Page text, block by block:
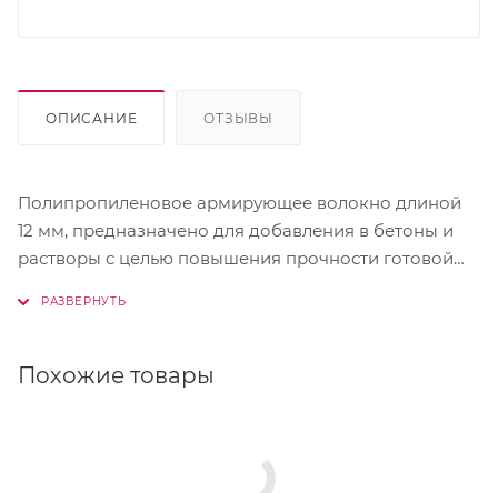
ОПИСАНИЕ ОТЗЫВЫ
Полипропиленовое армирующее волокно длиной
12 мм, предназначено для добавления в бетоны и
растворы с целью повышения прочности готовой
конструкции. Позволяет снизить или упростить
конструкции. Не подвержена коррозии, химически
Похожие товары